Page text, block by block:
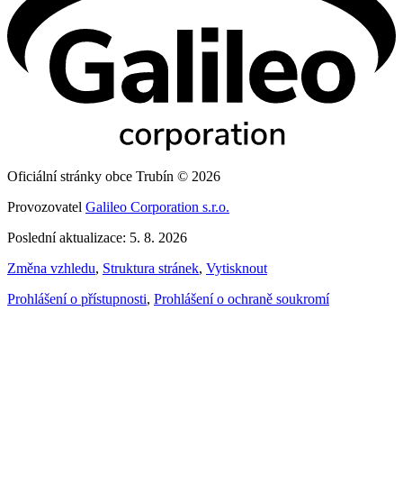
Oficiální stránky obce Trubín © 2026
Provozovatel Galileo Corporation s.r.o.
Poslední aktualizace: 5. 8. 2026
Změna vzhledu, Struktura stránek, Vytisknout
Prohlášení o přístupnosti, Prohlášení o ochraně soukromí